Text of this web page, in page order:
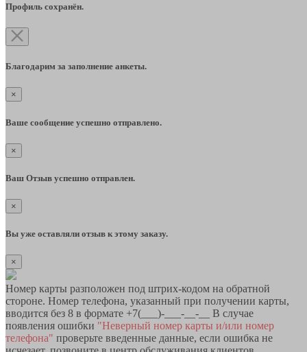
Профиль сохранён.
Благодарим за заполнение анкеты.
×
Ваше сообщение успешно отправлено.
×
Ваш Отзыв успешно отправлен.
×
Вы уже оставляли отзыв к этому заказу.
×
Номер карты разположен под штрих-кодом на обратной
стороне. Номер телефона, указанный при получении карты,
вводится без 8 в формате +7(___)-___-__-__ В случае
появления ошибки "Неверный номер карты и/или номер
телефона" проверьте введенные данные, если ошибка не